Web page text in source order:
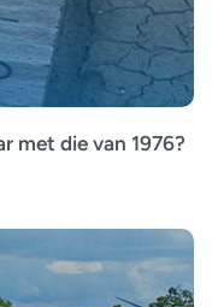
met die van 1976?